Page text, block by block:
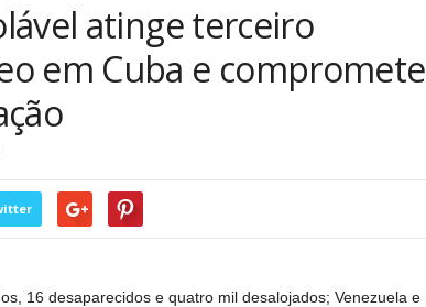
atinge terceiro
em Cuba e compromete
16 desaparecidos e quatro mil desalojados; Venezuela e